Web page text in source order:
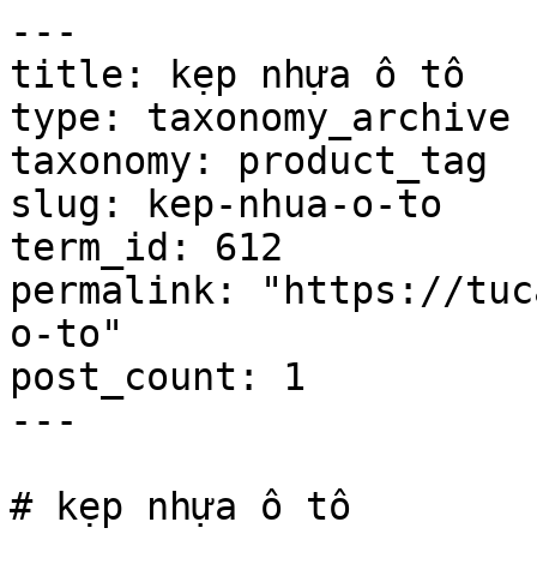
---
title: kẹp nhựa ô tô
type: taxonomy_archive
taxonomy: product_tag
slug: kep-nhua-o-to
term_id: 612
permalink: "https://
o-to"
post_count: 1
---
# kẹp nhựa ô tô